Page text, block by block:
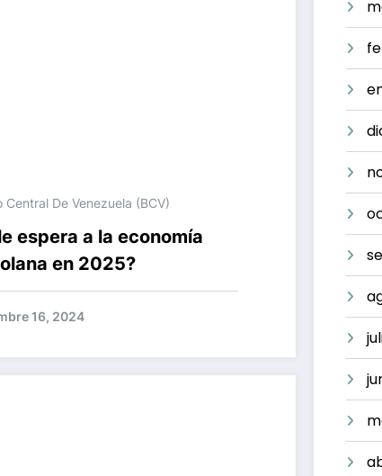
Central De Venezuela (BCV)
espera a la economía
en 2025?
16, 2024